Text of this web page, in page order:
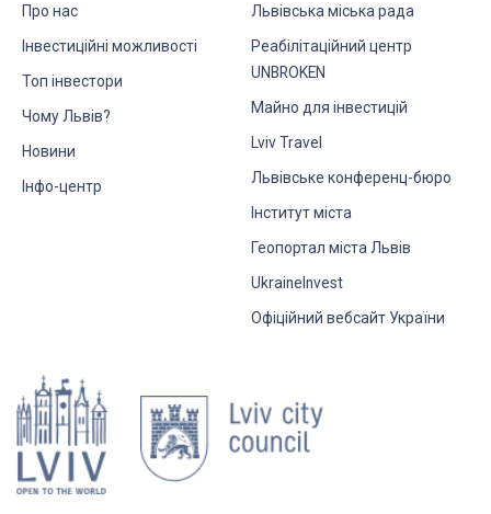
Про нас
Інвестиційні можливості
Топ інвестори
Чому Львів?
Новини
Інфо-центр
Львівська міська рада
Реабілітаційний центр
UNBROKEN
Майно для інвестицій
Lviv Travel
Львівське конференц-бюро
Інститут міста
Геопортал міста Львів
UkraineInvest
Офіційний вебсайт України